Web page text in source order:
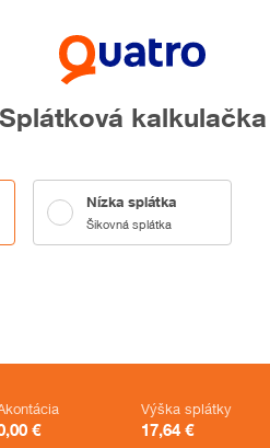
Splátková kalkulačka
Nízka splátka
Šikovná splátka
€
Výška splátky
17,64 €